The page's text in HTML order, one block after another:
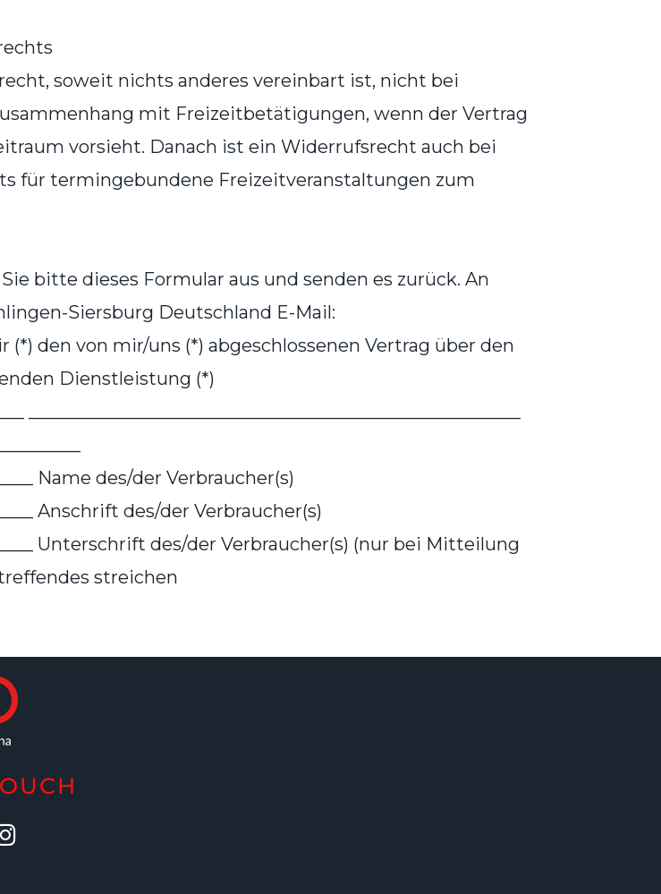
soweit nichts anderes vereinbart ist, nicht bei
mit Freizeitbetätigungen, wenn der Vertrag
vorsieht. Danach ist ein Widerrufsrecht auch bei
für termingebundene Freizeitveranstaltungen zum
bitte dieses Formular aus und senden es zurück. An
Siersburg Deutschland E-Mail:
den von mir/uns (*) abgeschlossenen Vertrag über den
Dienstleistung (*)
Name des/der Verbraucher(s)
Anschrift des/der Verbraucher(s)
Unterschrift des/der Verbraucher(s) (nur bei Mitteilung
streichen
I